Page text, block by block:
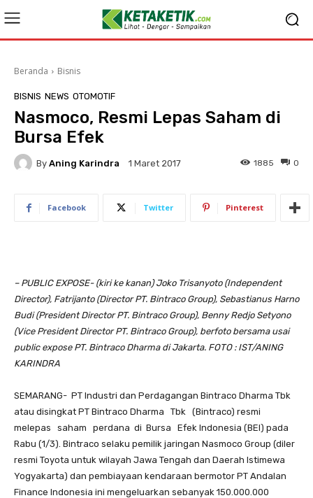
Beranda Bisnis
BISNIS NEWS OTOMOTIF
Nasmoco, Resmi Lepas Saham di
Bursa Efek
By Aning Karindra 1 Maret 2017 0
1885
Facebook Twitter Pinterest
– PUBLIC EXPOSE- (kiri ke kanan) Joko Trisanyoto (Independent
Director), Fatrijanto (Director PT. Bintraco Group), Sebastianus Harno
Budi (President Director PT. Bintraco Group), Benny Redjo Setyono
(Vice President Director PT. Bintraco Group), berfoto bersama usai
public expose PT. Bintraco Dharma di Jakarta. FOTO : IST/ANING
KARINDRA
SEMARANG- ‭PT Industri dan Perdagangan Bintraco Dharma Tbk
atau disingkat PT Bintraco‬ Dharma‭ ‬ ‭ ‬Tbk‭ ‬ ‭ ‬(‭Bintraco) resmi
melepas saham perdana di Bursa Efek‬ Indonesia (BEI) pada
Rabu (1/3). Bintraco selaku pemilik jaringan Nasmoco Group (diler
resmi Toyota untuk wilayah Jawa Tengah dan Daerah Istimewa
Yogyakarta) dan pembiayaan kendaraan bermotor PT Andalan
Finance Indonesia ini mengeluarkan sebanyak 150.000.000